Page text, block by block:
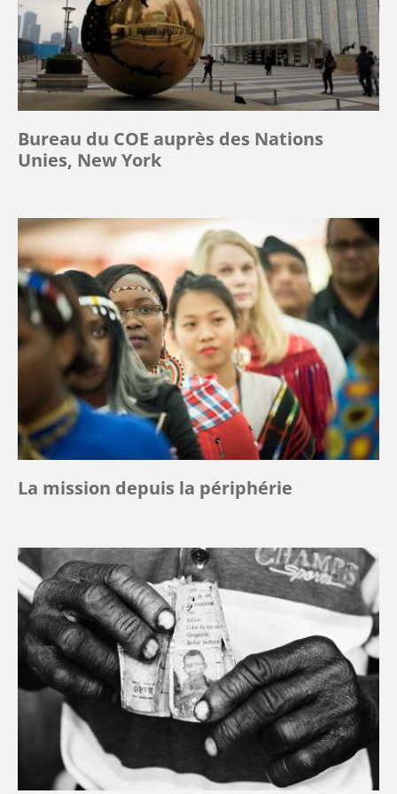
dans
Dieu
Trinitaire.
Bureau du COE auprès des Nations
Unies, New York
La mission depuis la périphérie